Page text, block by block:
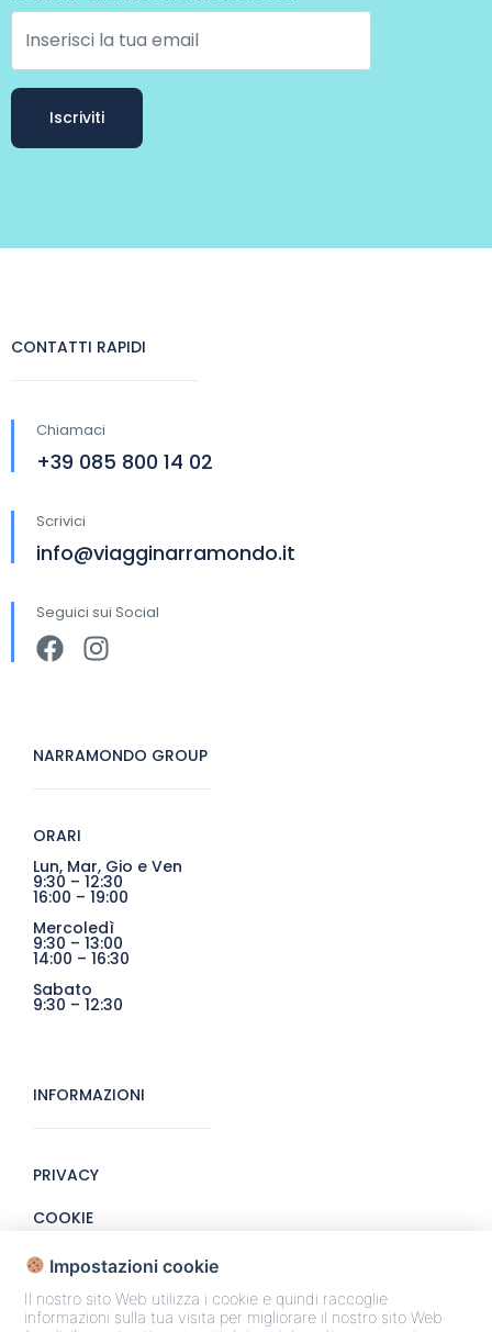
CONTATTI RAPIDI
Chiamaci
+39 085 800 14 02
Scrivici
info@viagginarramondo.it
Seguici sui Social
NARRAMONDO GROUP
ORARI
Lun, Mar, Gio e Ven
9:30 – 12:30
16:00 – 19:00
Mercoledì
9:30 – 13:00
14:00 – 16:30
Sabato
9:30 – 12:30
INFORMAZIONI
PRIVACY
COOKIE
CONTATTI
L'AGENZIA
Impostazioni cookie
Il nostro sito Web utilizza i cookie e quindi raccoglie
informazioni sulla tua visita per migliorare il nostro sito Web